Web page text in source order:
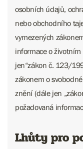
osobních údajů,
nebo obchodního
vymezených
informace o
jen“zákon č. 123/
zákonem o
znění (dále jen
požadovaná
Lhůty pro